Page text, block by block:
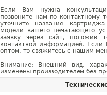
Если Вам нужна
позвоните нам по контактному
уточните название
модели вашего печатающего
заявку через сайт, положив
контактной информацией. Если
оптом, то свяжитесь с нашим
Внимание: Внешний вид,
изменены производителем без